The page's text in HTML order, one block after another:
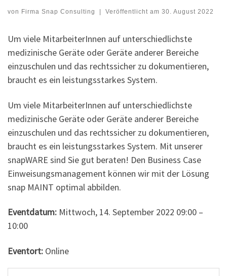
von Firma Snap Consulting Veröffentlicht am 30. August 2022
Um viele MitarbeiterInnen auf unterschiedlichste
medizinische Geräte oder Geräte anderer Bereiche
einzuschulen und das rechtssicher zu dokumentieren,
braucht es ein leistungsstarkes System.
Um viele MitarbeiterInnen auf unterschiedlichste
medizinische Geräte oder Geräte anderer Bereiche
einzuschulen und das rechtssicher zu dokumentieren,
braucht es ein leistungsstarkes System. Mit unserer
snapWARE sind Sie gut beraten! Den Business Case
Einweisungsmanagement können wir mit der Lösung
snap MAINT optimal abbilden.
Eventdatum: Mittwoch, 14. September 2022 09:00 –
10:00
Eventort: Online